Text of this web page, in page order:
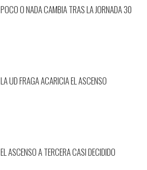
POCO O NADA CAMBIA TRAS LA JORNADA 30
LA UD FRAGA ACARICIA EL ASCENSO
EL ASCENSO A TERCERA CASI DECIDIDO